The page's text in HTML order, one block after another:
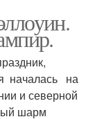
началась на
и северной
шарм